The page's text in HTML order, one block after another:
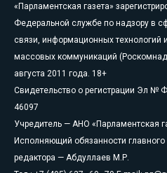
«Парламентская газета»
Федеральной службе по надзору в
связи, информационных технологий и
массовых коммуникаций
августа 2011 года. 18+
Свидетельство о регистрации Эл №
46097
Учредитель — АНО «Парламентская
Исполняющий обязанности главного
редактора — Абдуллаев М.Р.